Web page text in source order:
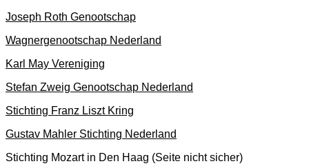
Joseph Roth Genootschap
Wagnergenootschap Nederland
Karl May Vereniging
Stefan Zweig Genootschap Nederland
Stichting Franz Liszt Kring
Gustav Mahler Stichting Nederland
Stichting Mozart in Den Haag (Seite nicht sicher)